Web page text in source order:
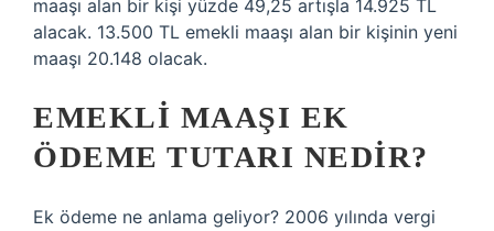
maaşı alan bir kişi yüzde 49,25 artışla 14.925 TL
alacak. 13.500 TL emekli maaşı alan bir kişinin yeni
maaşı 20.148 olacak.
EMEKLI MAAŞI EK
ÖDEME TUTARI NEDIR?
Ek ödeme ne anlama geliyor? 2006 yılında vergi